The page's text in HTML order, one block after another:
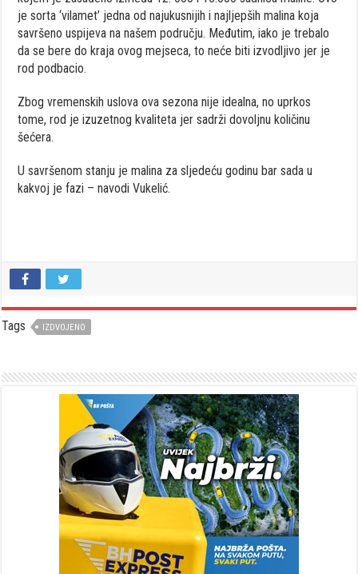
je sorta ‘vilamet’ jedna od najukusnijih i najljepših malina koja
savršeno uspijeva na našem području. Međutim, iako je trebalo
da se bere do kraja ovog mejseca, to neće biti izvodljivo jer je
rod podbacio.
Zbog vremenskih uslova ova sezona nije idealna, no uprkos
tome, rod je izuzetnog kvaliteta jer sadrži dovoljnu količinu
šećera.
U savršenom stanju je malina za sljedeću godinu bar sada u
kakvoj je fazi – navodi Vukelić.
Tags IZDVOJENO